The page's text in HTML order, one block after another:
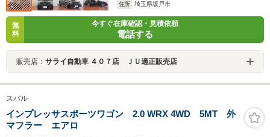
住所
埼玉県坂戸市
無
料
今すぐ在庫確認・見積依頼
電話する
販売店： サライ自動車 ４０７店 ＪＵ適正販売店
スバル
インプレッサスポーツワゴン 2.0 WRX 4WD 5MT 外
マフラー エアロ